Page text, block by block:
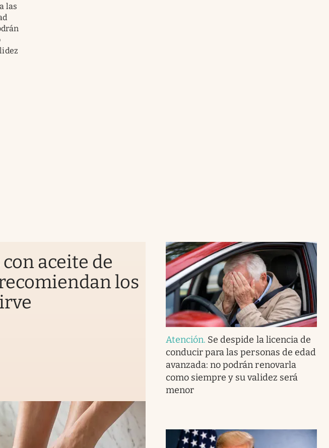
las
aceite de
los
Atención. Se despide la licencia de
conducir para las personas de edad
avanzada: no podrán renovarla
como siempre y su validez será
menor